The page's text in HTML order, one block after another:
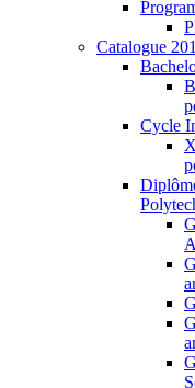
Catalogue
Cycle